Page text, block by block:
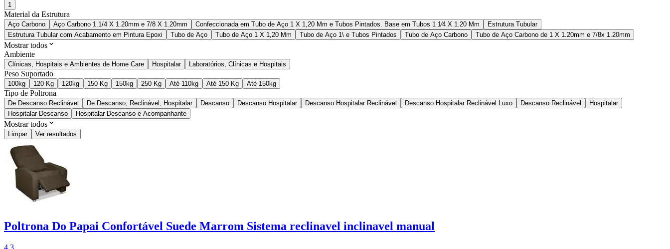
1
Material da Estrutura
Aço Carbono Aço Carbono 1.1/4 X 1.20mm e 7/8 X 1.20mm Confeccionada em Tubo de Aço 1 X 1,20 Mm e Tubos Pintados. Base em Tubos 1 1⁄4 X 1.20 Mm
Estrutura Tubular
Estrutura Tubular com Acabamento em Pintura Epoxi
Tubo de Aço Tubo de Aço 1 X 1,20 Mm Tubo de Aço 1\ e Tubos Pintados Tubo de Aço Carbono Tubo de Aço Carbono de 1 X 1.20mm e 7/8x 1.20mm
Mostrar todos
Ambiente
Clínicas, Hospitais e Ambientes de Home Care Hospitalar Laboratórios, Clínicas e Hospitais
Peso Suportado
100kg 120 Kg 120kg 150 Kg 150kg 250 Kg Até 110kg Até 150 Kg Até 150kg
Tipo de Poltrona
De Descanso Reclinável De Descanso, Reclinável, Hospitalar Descanso Descanso Hospitalar Descanso Hospitalar Reclinável Descanso Hospitalar Reclinável Luxo Descanso Reclinável
Hospitalar
Hospitalar Descanso
Hospitalar Descanso e Acompanhante
Mostrar todos
Limpar Ver resultados
Poltrona Do Papai Confortável Suede Marrom Sistema reclinavel inclinavel manual
4.3